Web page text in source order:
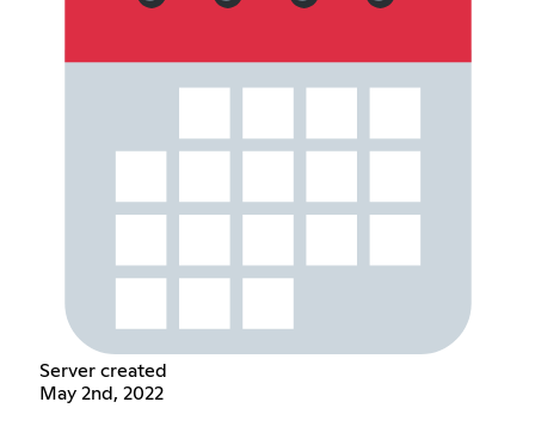
Server created
May 2nd, 2022